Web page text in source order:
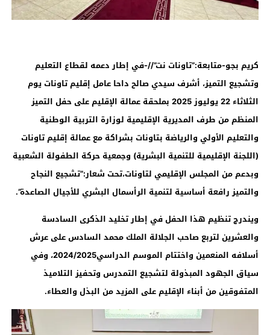
كريم بجو-متابعة:”تاونات نت”//-في إطار دعمه لقطاع التعليم
وتشجيع التميز، أشرف سيدي صالح داحا عامل إقليم تاونات يوم
الثلاثاء 22 يوليوز 2025 بملحقة عمالة الإقليم على حفل التميز
المنظم من طرف المديرية الإقليمية لوزارة التربية الوطنية
والتعليم الأولي والرياضة بتاونات بشراكة مع عمالة إقليم تاونات
(اللجنة الإقليمية للتنمية البشرية) وجمعية حركة الطفولة الشعبية
وبدعم من المجلس الإقليمي لتاونات،تحت شعار:”تشجيع النجاح
والتميز رافعة أساسية لتنمية الرأسمال البشري للأجيال الصاعدة”.
ويندرج تنظيم هذا الحفل في إطار تخليد الذكرى السادسة
والعشرين لتربع صاحب الجلالة الملك محمد السادس على عرش
أسلافه المنعمين واختتام الموسم الدراسي2024/2025، وفي
سياق الجهود المبذولة لتشجيع التمدرس وتحفيز التلاميذ
المتفوقين من أبناء الإقليم على المزيد من البذل والعطاء.